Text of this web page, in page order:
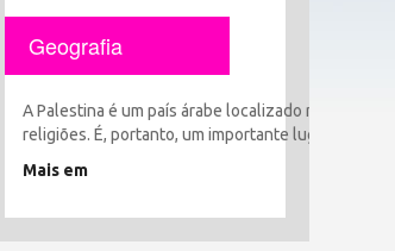
Geografia
A Palestina é um país árabe localizado no
religiões. É, portanto, um importante lugar
Mais em